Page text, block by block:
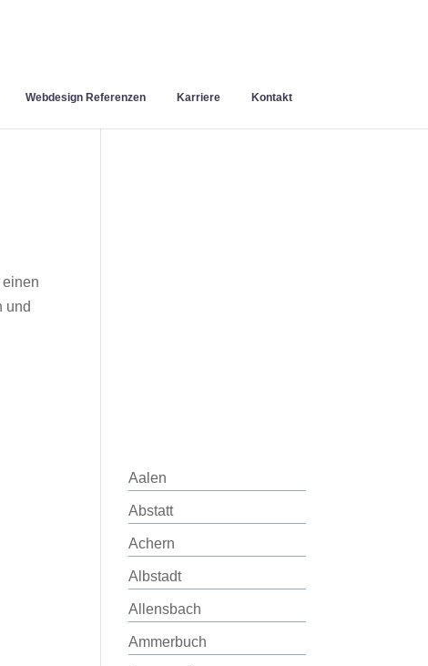
Webdesign Referenzen Karriere Kontakt
und
Aalen
Abstatt
Achern
Albstadt
Allensbach
Ammerbuch